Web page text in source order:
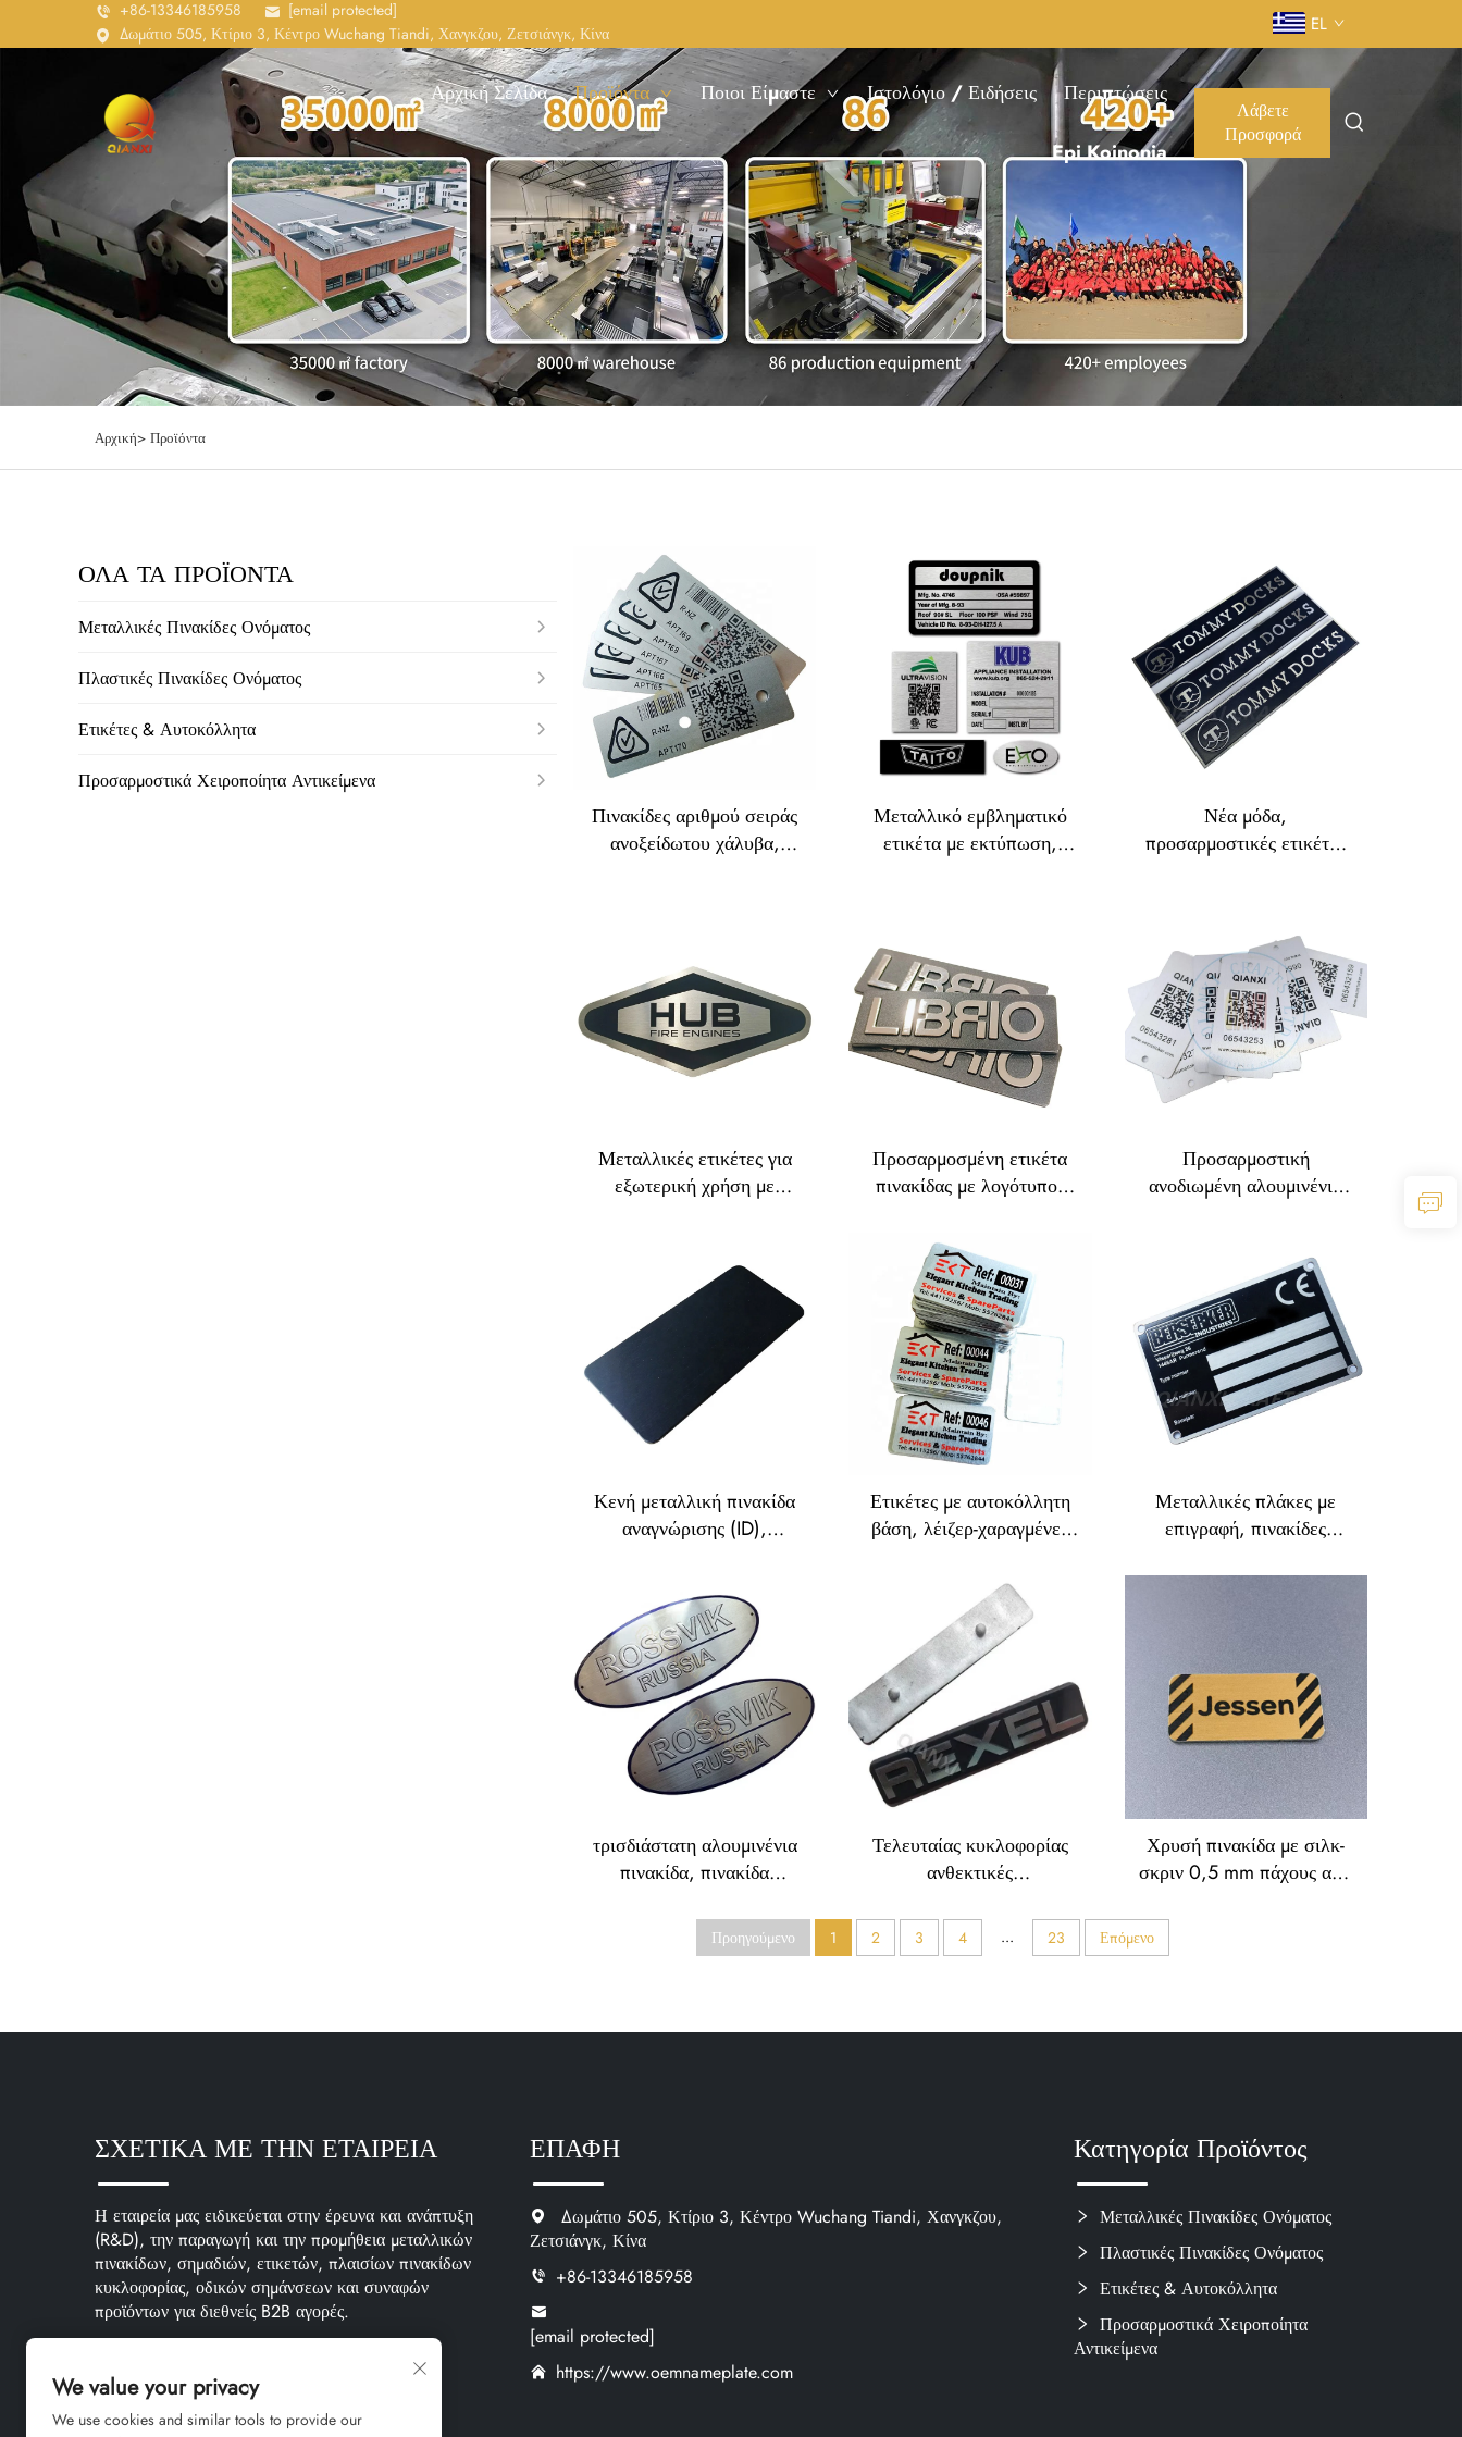
+86-13346185958
[email protected]
Δωμάτιο 505, Κτίριο 3, Κέντρο Wuchang Tiandi, Χανγκζου, Ζετσιάνγκ, Κίνα
EL
Αρχική Σελίδα Προϊόντα Ποιοι Είμαστε Ιστολόγιο / Ειδήσεις Περιπτώσεις
Epi Koinonia
Λάβετε
Προσφορά
Αρχική> Προϊόντα
ΟΛΑ ΤΑ ΠΡΟΪΟΝΤΑ
Μεταλλικές Πινακίδες Ονόματος
Πλαστικές Πινακίδες Ονόματος
Ετικέτες & Αυτοκόλλητα
Προσαρμοστικά Χειροποίητα Αντικείμενα
Πινακίδες αριθμού σειράς
ανοξείδωτου χάλυβα,
Μεταλλικό εμβληματικό
ετικέτα με εκτύπωση,
ανοδιωμένη αλουμινίου
πινακίδα, ετικέτα με
εκτύπωση σε ανοξείδωτο
χάλυβα
Νέα μόδα,
προσαρμοστικές ετικέτες
κατασκευασμένες με
διαμόρφωση με μήτρα
Μεταλλικές ετικέτες για
εξωτερική χρήση με
ονόματος από ανοξείδωτο
χάλυβα με επιγραφή,
ετικέτες ονόματος από
ανοδιωμένο αργιλιούχο
αργίλιο με λέιζερ
επεξεργασία,
αυτοκόλλητες ετικέτες
Προσαρμοσμένη ετικέτα
πινακίδας με λογότυπο,
κουμπί-μπατζ, μπατζ κενό,
πινακίδα ονομάτων από
κράμα ψευδαργύρου με
επεξεργασία brushed
metal
Προσαρμοστική
ανοδιωμένη αλουμινένια
σιλκοσκρίν, οφσετ
εκτύπωση, ανάγλυφη
μεταλλική πινακίδα με το
όνομα της μάρκας
Κενή μεταλλική πινακίδα
αναγνώρισης (ID),
αναγνωριστικό, πινακίδα
ονόματος από ανοξείδωτο
χάλυβα
Ετικέτες με αυτοκόλλητη
βάση, λέιζερ-χαραγμένες
σειριακούς αριθμούς
Μεταλλικές πλάκες με
επιγραφή, πινακίδες
χάλυβα (SS),
ονόματος με λογότυπο
τρισδιάστατη αλουμινένια
πινακίδα, πινακίδα
χάλυβα, ετικέτα με
ανάγλυφο μεταλλικό
Τελευταίας κυκλοφορίας
ανθεκτικές
με ενσκαρπώθηση –
Λογότυπα σε
μεταλλικές πινακίδες με
Χρυσή πινακίδα με σιλκ-
σκριν 0,5 mm πάχους από
χάλυβα, με γραβιρισμένη
μεταλλική πινακίδα
Προηγούμενο 1 2 3 4 ... 23 Επόμενο
ΣΧΕΤΙΚΑ ΜΕ ΤΗΝ ΕΤΑΙΡΕΙΑ
Η εταιρεία μας ειδικεύεται στην έρευνα και ανάπτυξη
(R&D), την παραγωγή και την προμήθεια μεταλλικών
πινακίδων, σημαδιών, ετικετών, πλαισίων πινακίδων
κυκλοφορίας, οδικών σημάνσεων και συναφών
προϊόντων για διεθνείς B2B αγορές.
ΕΠΑΦΗ
Δωμάτιο 505, Κτίριο 3, Κέντρο Wuchang Tiandi, Χανγκζου,
Ζετσιάνγκ, Κίνα
+86-13346185958
[email protected]
https://www.oemnameplate.com
Κατηγορία Προϊόντος
Μεταλλικές Πινακίδες Ονόματος
Πλαστικές Πινακίδες Ονόματος
Ετικέτες & Αυτοκόλλητα
Προσαρμοστικά Χειροποίητα
Αντικείμενα
We value your privacy
We use cookies and similar tools to provide our